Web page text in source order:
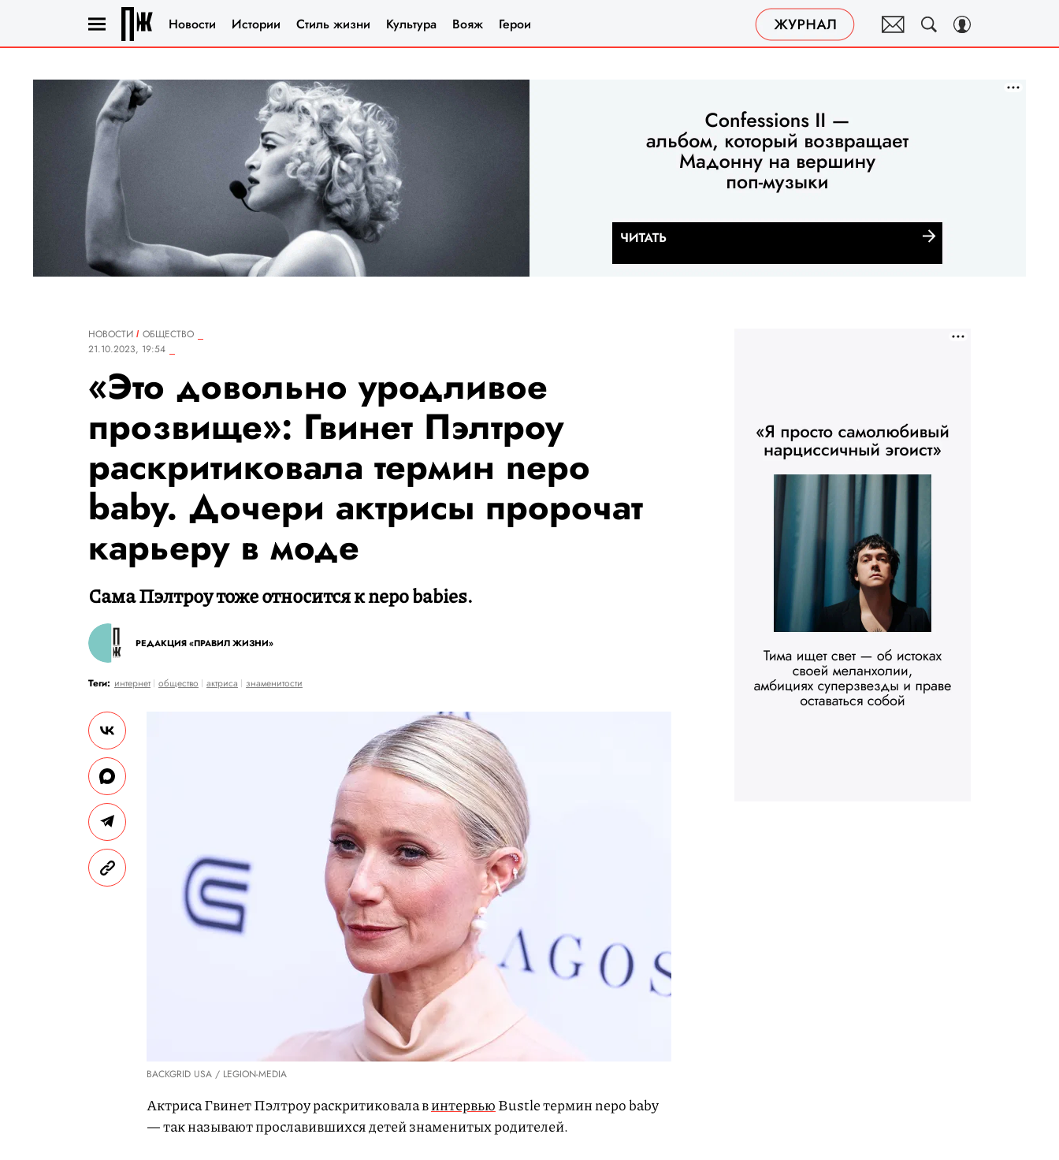
Новости Истории Стиль жизни Культура Вояж Герои
НОВОСТИ
ОБЩЕСТВО
21.10.2023, 19:54
«Это довольно уродливое
прозвище»: Гвинет Пэлтроу
раскритиковала термин nepo
baby. Дочери актрисы пророчат
карьеру в моде
Сама Пэлтроу тоже относится к nepo babies.
РЕДАКЦИЯ «ПРАВИЛ ЖИЗНИ»
Теги: интернет общество актриса знаменитости
BACKGRID USA / LEGION-MEDIA
Актриса Гвинет Пэлтроу раскритиковала винтервьюBustle термин nepo baby
— так называют прославившихся детей знаменитых родителей.